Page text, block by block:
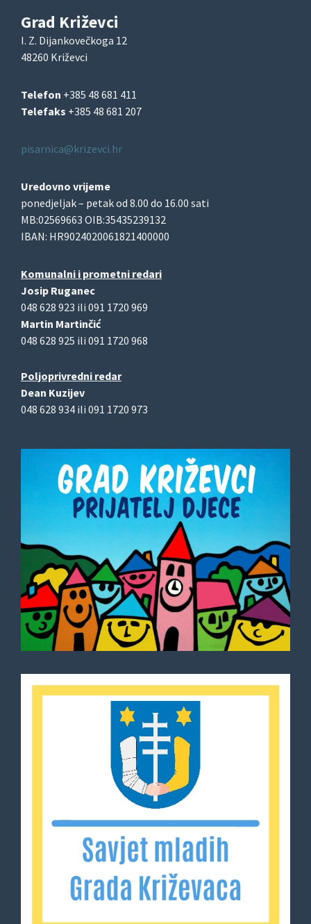
Grad Križevci
I. Z. Dijankovečkoga 12
48260 Križevci
Telefon +385 48 681 411
Telefaks +385 48 681 207
pisarnica@krizevci.hr
Uredovno vrijeme
ponedjeljak – petak od 8.00 do 16.00 sati
MB:02569663 OIB:35435239132
IBAN: HR9024020061821400000
Komunalni i prometni redari
Josip Ruganec
048 628 923 ili 091 1720 969
Martin Martinčić
048 628 925 ili 091 1720 968
Poljoprivredni redar
Dean Kuzijev
048 628 934 ili 091 1720 973